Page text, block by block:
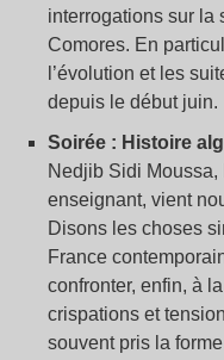
interrogations sur la
Comores. En
l’évolution et les
depuis le début juin.
Soirée : Histoire
Nedjib Sidi
enseignant, vient
Disons les choses
France
confronter, enfin, à
crispations et
souvent pris la